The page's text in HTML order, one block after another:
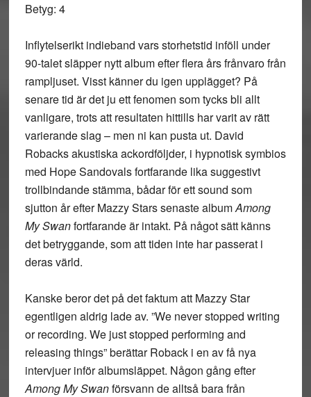
Betyg: 4
Inflytelserikt indieband vars storhetstid inföll under
90-talet släpper nytt album efter flera års frånvaro från
rampljuset. Visst känner du igen upplägget? På
senare tid är det ju ett fenomen som tycks bli allt
vanligare, trots att resultaten hittills har varit av rätt
varierande slag – men ni kan pusta ut. David
Robacks akustiska ackordföljder, i hypnotisk symbios
med Hope Sandovals fortfarande lika suggestivt
trollbindande stämma, bådar för ett sound som
sjutton år efter Mazzy Stars senaste albumAmong
My Swanfortfarande är intakt. På något sätt känns
det betryggande, som att tiden inte har passerat i
deras värld.
Kanske beror det på det faktum att Mazzy Star
egentligen aldrig lade av. ”We never stopped writing
or recording. We just stopped performing and
releasing things” berättar Roback i en av få nya
intervjuer inför albumsläppet. Någon gång efter
Among My Swanförsvann de alltså bara från